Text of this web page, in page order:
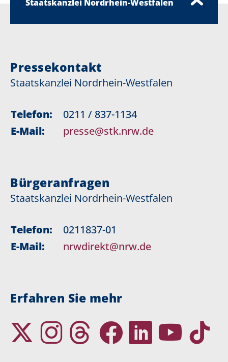
Staatskanzlei Nordrhein-Westfalen
Pressekontakt
Staatskanzlei Nordrhein-Westfalen
Telefon:
0211 / 837-1134
E-Mail:
presse@stk.nrw.de
Bürgeranfragen
Staatskanzlei Nordrhein-Westfalen
Telefon:
0211837-01
E-Mail:
nrwdirekt@nrw.de
Erfahren Sie mehr